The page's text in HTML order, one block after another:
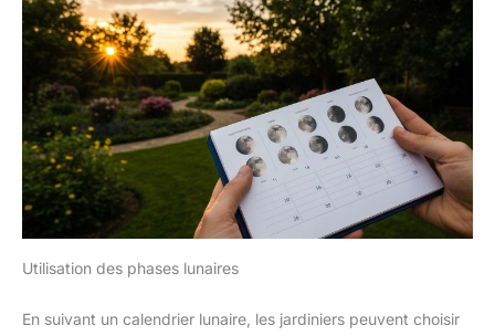
Utilisation des phases lunaires
En suivant un calendrier lunaire, les jardiniers peuvent choisir